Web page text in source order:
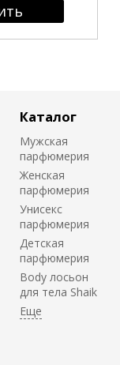
Каталог
Мужская
парфюмерия
Женская
парфюмерия
Унисекс
парфюмерия
Детская
парфюмерия
Body лосьон
для тела Shaik